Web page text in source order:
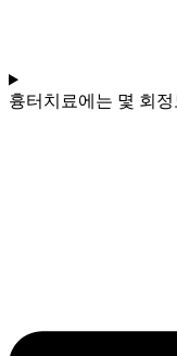
흉터치료에는 몇 회